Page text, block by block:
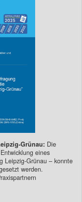
Grünau: Die
eines
Leipzig-Grünau – konnte
werden.